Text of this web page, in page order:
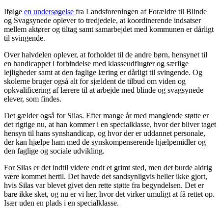
Ifølge en undersøgelse fra Landsforeningen af Forældre til Blinde
og Svagsynede oplever to tredjedele, at koordinerende indsatser
mellem aktører og tiltag samt samarbejdet med kommunen er dårligt
til svingende.
Over halvdelen oplever, at forholdet til de andre børn, hensynet til
en handicappet i forbindelse med klasseudflugter og særlige
lejligheder samt at den faglige læring er dårligt til svingende. Og
skolerne bruger også alt for sjældent de tilbud om viden og
opkvalificering af lærere til at arbejde med blinde og svagsynede
elever, som findes.
Det gælder også for Silas. Efter mange år med manglende støtte er
det rigtige nu, at han kommer i en specialklasse, hvor der bliver taget
hensyn til hans synshandicap, og hvor der er uddannet personale,
der kan hjælpe ham med de synskompenserende hjælpemidler og
den faglige og sociale udvikling.
For Silas er det indtil videre endt et grimt sted, men det burde aldrig
være kommet hertil. Det havde det sandsynligvis heller ikke gjort,
hvis Silas var blevet givet den rette støtte fra begyndelsen. Det er
bare ikke sket, og nu er vi her, hvor det virker umuligt at få rettet op.
Især uden en plads i en specialklasse.